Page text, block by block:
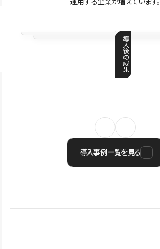
導
入
後
の
成
果
導入事例一覧を見る